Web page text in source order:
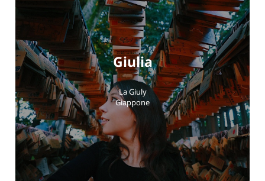
Giulia
La Giuly
Giappone